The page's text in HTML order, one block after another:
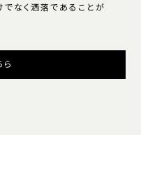
でなく洒落であることが
ら